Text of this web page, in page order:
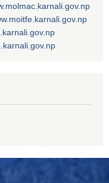
molmac.karnali.gov.np
moitfe.karnali.gov.np